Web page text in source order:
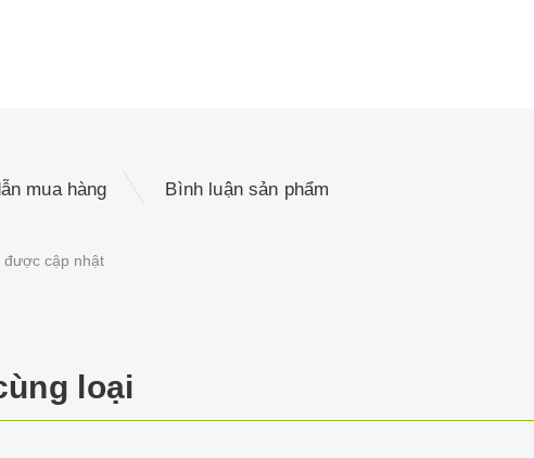
mua hàng Bình luận sản phẩm
được cập nhật
loại